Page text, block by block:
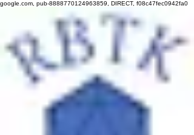
google.com, pub-8888770124963859, DIRECT, f08c47fec0942fa0